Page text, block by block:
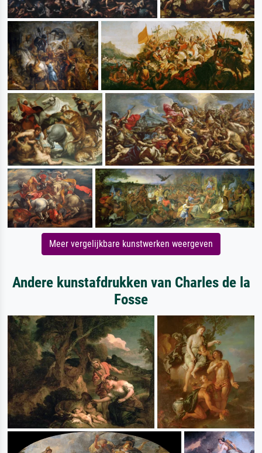
Meer vergelijkbare kunstwerken weergeven
Andere kunstafdrukken van Charles de la
Fosse